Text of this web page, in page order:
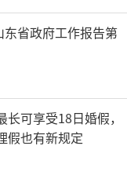
家。
闻）
省政府工作报告第
可享受18日婚假，
假也有新规定